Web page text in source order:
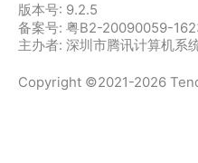
版本号: 9.2.5
备案号: 粤B2-20090059-
主办者: 深圳市腾讯计算机系
Copyright ©2021-2026